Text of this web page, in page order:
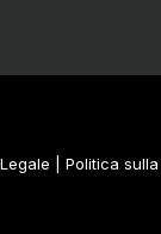
Politica sulla